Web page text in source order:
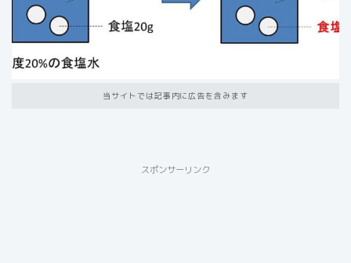
当サイトでは記事内に広告を含みます
スポンサーリンク